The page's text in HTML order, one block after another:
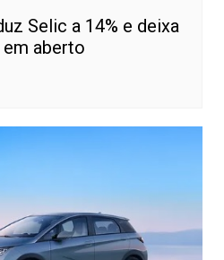
Selic a 14% e deixa
aberto